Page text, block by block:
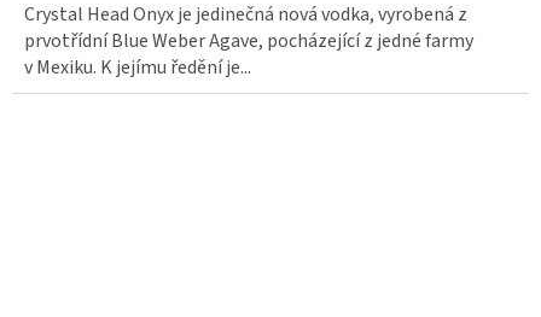
Crystal Head Onyx je jedinečná nová vodka, vyrobená z
prvotřídní Blue Weber Agave, pocházející z jedné farmy
v Mexiku. K jejímu ředění je...